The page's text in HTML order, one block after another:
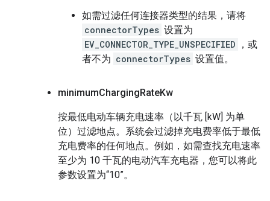
如需过滤任何连接器类型的结果，请将
connectorTypes 设置为
EV_CONNECTOR_TYPE_UNSPECIFIED
，或
者不为 connectorTypes 设置值。
minimumChargingRateKw
按最低电动车辆充电速率（以千瓦 [kW] 为单
位）过滤地点。系统会过滤掉充电费率低于最低
充电费率的任何地点。例如，如需查找充电速率
至少为 10 千瓦的电动汽车充电器，您可以将此
参数设置为“10”。